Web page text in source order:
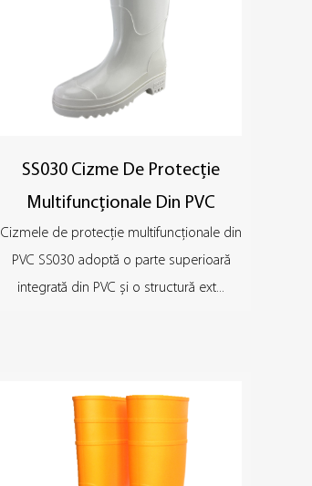
SS030 Cizme De Protecție
Multifuncționale Din PVC
Cizmele de protecție multifuncționale din
PVC SS030 adoptă o parte superioară
integrată din PVC și o structură ext...